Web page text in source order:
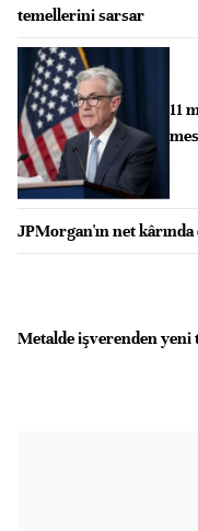
temellerini sarsar
11
JPMorgan'ın net
Metalde işverenden yeni